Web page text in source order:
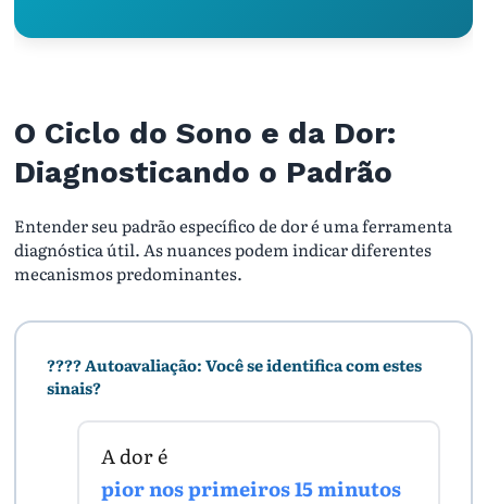
O Ciclo do Sono e da Dor:
Diagnosticando o Padrão
Entender seu padrão específico de dor é uma ferramenta
diagnóstica útil. As nuances podem indicar diferentes
mecanismos predominantes.
???? Autoavaliação: Você se identifica com estes
sinais?
A dor é
pior nos primeiros 15 minutos